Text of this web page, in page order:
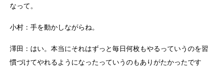
なって。
小村：手を動かしながらね。
澤田：はい。本当にそれはずっと毎日何枚もやるっていうのを習
慣づけてやれるようになったっていうのもありがたかったです